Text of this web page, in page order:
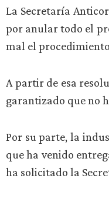
La Secretaría
por anular todo el
mal el
A partir de esa
garantizado que no
Por su parte, la
que ha venido
ha solicitado la